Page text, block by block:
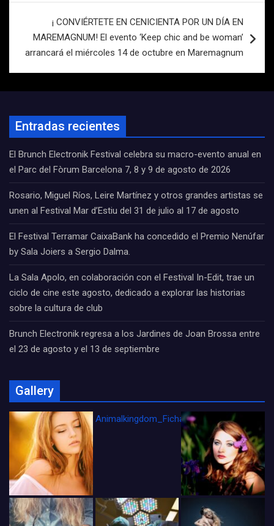
¡ CONVIÉRTETE EN CENICIENTA POR UN DÍA EN
MAREMAGNUM! El evento ‘Keep chic and be woman’
arrancará el miércoles 14 de octubre en Maremagnum
Entradas recientes
El Brunch Electronik Festival celebra su macro-evento anual en
el Parc del Fòrum Barcelona 7, 8 y 9 de agosto de 2026
Rosario, Miguel Ríos, Leire Martínez y otros grandes artistas se
unen al Festival Mar d’Estiu del 31 de julio al 17 de agosto
El Festival Terramar CaixaBank ha concedido el Premio Nenúfar
by Sala Joiers a Sergio Dalma.
La Sala Apolo, en colaboración con el Festival In-Edit, trae un
ciclo de cine este agosto, dedicado a explorar las historias
sobre la cultura de club
Brunch Electronik regresa a los Jardines de Joan Brossa entre
el 23 de agosto y el 13 de septiembre
Gallery
Animalkingdom_FichaCine